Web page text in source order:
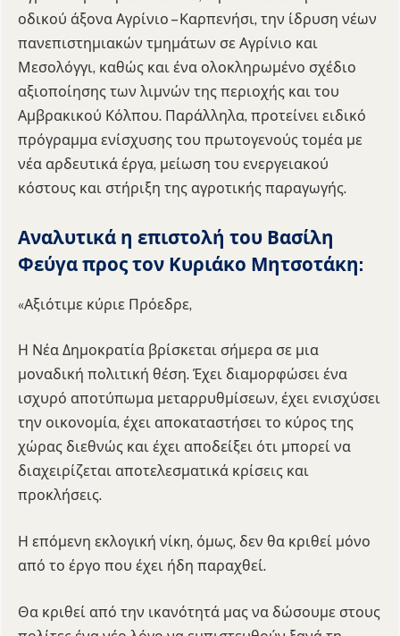
οδικού άξονα Αγρίνιο – Καρπενήσι, την ίδρυση νέων
πανεπιστημιακών τμημάτων σε Αγρίνιο και
Μεσολόγγι, καθώς και ένα ολοκληρωμένο σχέδιο
αξιοποίησης των λιμνών της περιοχής και του
Αμβρακικού Κόλπου. Παράλληλα, προτείνει ειδικό
πρόγραμμα ενίσχυσης του πρωτογενούς τομέα με
νέα αρδευτικά έργα, μείωση του ενεργειακού
κόστους και στήριξη της αγροτικής παραγωγής.
Αναλυτικά η επιστολή του Βασίλη
Φεύγα προς τον Κυριάκο Μητσοτάκη:
«Αξιότιμε κύριε Πρόεδρε,
Η Νέα Δημοκρατία βρίσκεται σήμερα σε μια
μοναδική πολιτική θέση. Έχει διαμορφώσει ένα
ισχυρό αποτύπωμα μεταρρυθμίσεων, έχει ενισχύσει
την οικονομία, έχει αποκαταστήσει το κύρος της
χώρας διεθνώς και έχει αποδείξει ότι μπορεί να
διαχειρίζεται αποτελεσματικά κρίσεις και
προκλήσεις.
Η επόμενη εκλογική νίκη, όμως, δεν θα κριθεί μόνο
από το έργο που έχει ήδη παραχθεί.
Θα κριθεί από την ικανότητά μας να δώσουμε στους